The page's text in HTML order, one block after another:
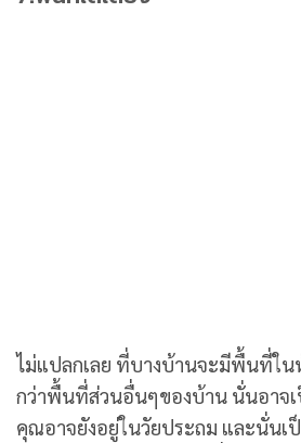
ไม่แปลกเลย ที่บางบ้านจะมีพื้นที่ใน
กว่าพื้นที่ส่วนอื่นๆของบ้าน นั่นอาจเ
คุณอาจยังอยู่ในวัยประถม และนั่นเ